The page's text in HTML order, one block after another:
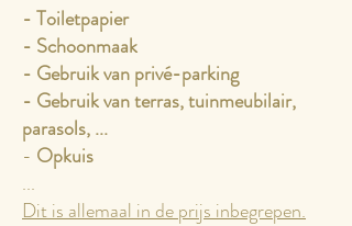
- Toiletpapier
- Schoonmaak
- Gebruik van privé-parking
- Gebruik van terras, tuinmeubilair,
parasols, ...
- Opkuis
...
Dit is allemaal in de prijs inbegrepen.